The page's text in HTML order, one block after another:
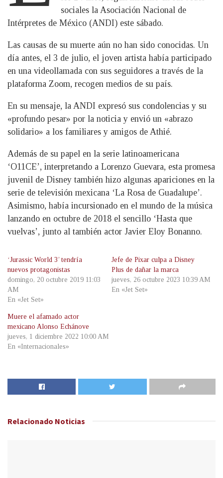
sociales la Asociación Nacional de
Intérpretes de México (ANDI) este sábado.
Las causas de su muerte aún no han sido conocidas. Un
día antes, el 3 de julio, el joven artista había participado
en una videollamada con sus seguidores a través de la
plataforma Zoom, recogen medios de su país.
En su mensaje, la ANDI expresó sus condolencias y su
«profundo pesar» por la noticia y envió un «abrazo
solidario» a los familiares y amigos de Athié.
Además de su papel en la serie latinoamericana
‘O11CE’, interpretando a Lorenzo Guevara, esta promesa
juvenil de Disney también hizo algunas apariciones en la
serie de televisión mexicana ‘La Rosa de Guadalupe’.
Asimismo, había incursionado en el mundo de la música
lanzando en octubre de 2018 el sencillo ‘Hasta que
vuelvas’, junto al también actor Javier Eloy Bonanno.
‘Jurassic World 3’ tendría
nuevos protagonistas
domingo, 20 octubre 2019 11:03
AM
En «Jet Set»
Jefe de Pixar culpa a Disney
Plus de dañar la marca
jueves, 26 octubre 2023 10:39 AM
En «Jet Set»
Muere el afamado actor
mexicano Alonso Echánove
jueves, 1 diciembre 2022 10:00 AM
En «Internacionales»
Relacionado Noticias